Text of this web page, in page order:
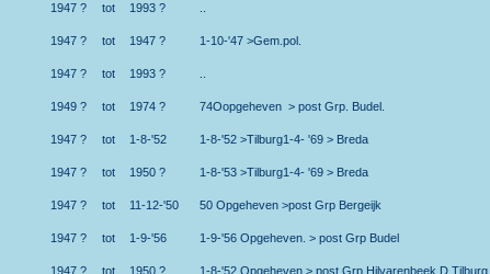
1947 ? tot 1993 ?
1947 ? tot 1947 ? 1-10-'47 >Gem.pol.
1947 ? tot 1993 ?
1949 ? tot 1974 ? 74Oopgeheven > post Grp. Budel.
1947 ? tot 1-8-'52 1-8-'52 >Tilburg1-4- '69 > Breda
1947 ? tot 1950 ? 1-8-'53 >Tilburg1-4- '69 > Breda
1947 ? tot 11-12-'50 50 Opgeheven >post Grp Bergeijk
1947 ? tot 1-9-'56 1-9-'56 Opgeheven. > post Grp Budel
1947 ? tot 1950 ? 1-8-'52 Opgeheven > post Grp Hilvarenbeek D.Tilburg